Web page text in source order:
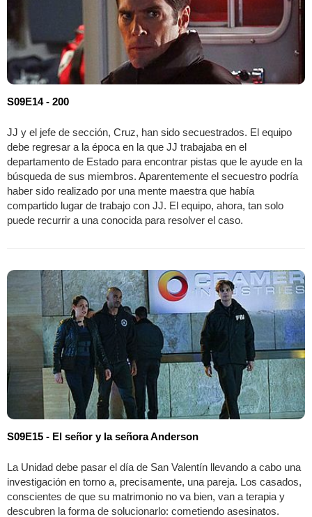
S09E14 - 200
JJ y el jefe de sección, Cruz, han sido secuestrados. El equipo
debe regresar a la época en la que JJ trabajaba en el
departamento de Estado para encontrar pistas que le ayude en la
búsqueda de sus miembros. Aparentemente el secuestro podría
haber sido realizado por una mente maestra que había
compartido lugar de trabajo con JJ. El equipo, ahora, tan solo
puede recurrir a una conocida para resolver el caso.
S09E15 - El señor y la señora Anderson
La Unidad debe pasar el día de San Valentín llevando a cabo una
investigación en torno a, precisamente, una pareja. Los casados,
conscientes de que su matrimonio no va bien, van a terapia y
descubren la forma de solucionarlo: cometiendo asesinatos.